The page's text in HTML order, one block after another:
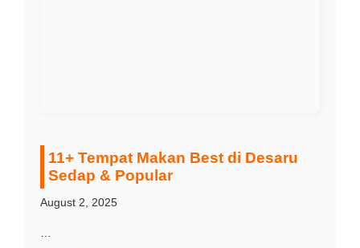
11+ Tempat Makan Best di Desaru
Sedap & Popular
August 2, 2025